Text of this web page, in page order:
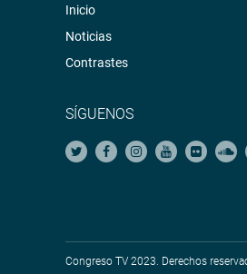
Inicio
Noticias
Contrastes
SÍGUENOS
Congreso TV 2023. Derechos